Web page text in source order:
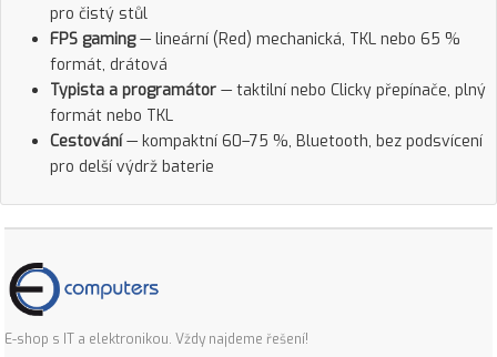
pro čistý stůl
FPS gaming— lineární (Red) mechanická, TKL nebo 65 %
formát, drátová
Typista a programátor — taktilní nebo Clicky přepínače, plný
formát nebo TKL
Cestování— kompaktní 60–75 %, Bluetooth, bez podsvícení
pro delší výdrž baterie
E-shop s IT a elektronikou. Vždy najdeme řešení!